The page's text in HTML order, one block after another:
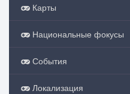
Карты
Национальные фокусы
События
Локализация